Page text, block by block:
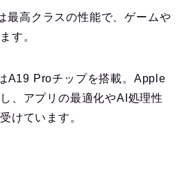
最高クラスの性能で、ゲームや
す。
A19 Proチップを搭載。Apple
、アプリの最適化やAI処理性
けています。